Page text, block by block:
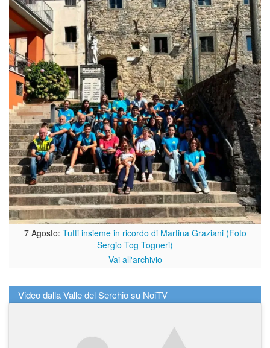
7 Agosto: Tutti insieme in ricordo di Martina Graziani (Foto
Sergio Tog Togneri)
Vai all'archivio
Video dalla Valle del Serchio su NoiTV